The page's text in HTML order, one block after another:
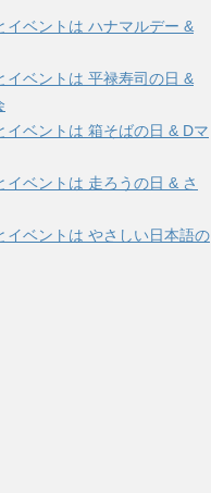
イベントは ハナマルデー &
イベントは 平禄寿司の日 &
イベントは 箱そばの日 & Dマ
イベントは 走ろうの日 & さ
イベントは やさしい日本語の